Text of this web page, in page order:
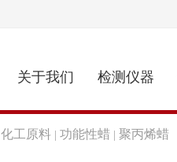
关于我们 检测仪器
化工原料 功能性蜡 聚丙烯蜡